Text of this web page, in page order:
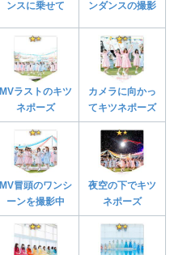
ンスに乗せて
ンダンスの撮影
MVラストのキツ
ネポーズ
カメラに向かっ
てキツネポーズ
MV冒頭のワンシ
ーンを撮影中
夜空の下でキツ
ネポーズ